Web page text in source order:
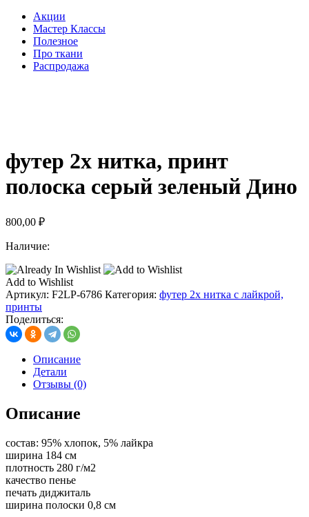
Акции
Мастер Классы
Полезное
Про ткани
Распродажа
футер 2х нитка, принт
полоска серый зеленый Дино
800,00 ₽
Наличие:
Add to Wishlist
Артикул: F2LP-6786 Категория: футер 2х нитка с лайкрой,
принты
Поделиться:
Описание
Детали
Отзывы (0)
Описание
состав: 95% хлопок, 5% лайкра
ширина 184 см
плотность 280 г/м2
качество пенье
печать диджиталь
ширина полоски 0,8 см